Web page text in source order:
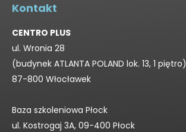
Kontakt
CENTRO PLUS
ul. Wronia 28
(budynek ATLANTA POLAND lok. 13, 1 piętro)
87-800 Włocławek
Baza szkoleniowa Płock
ul. Kostrogaj 3A, 09-400 Płock